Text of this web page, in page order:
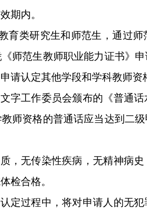
期内。
育类研究生和师范生，通过
师范生教师职业能力证书》
请认定其他学段和学科教师资
字工作委员会颁布的《普通
师资格的普通话应当达到二
，无传染性疾病，无精神病
检合格。
定过程中，将对申请人的无